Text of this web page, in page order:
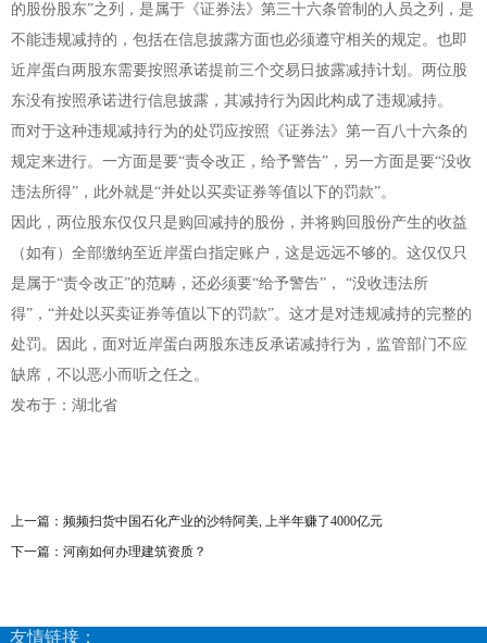
的股份股东”之列，是属于《证券法》第三十六条管制的人员之列，是
不能违规减持的，包括在信息披露方面也必须遵守相关的规定。也即
近岸蛋白两股东需要按照承诺提前三个交易日披露减持计划。两位股
东没有按照承诺进行信息披露，其减持行为因此构成了违规减持。
而对于这种违规减持行为的处罚应按照《证券法》第一百八十六条的
规定来进行。一方面是要“责令改正，给予警告”，另一方面是要“没收
违法所得”，此外就是“并处以买卖证券等值以下的罚款”。
因此，两位股东仅仅只是购回减持的股份，并将购回股份产生的收益
（如有）全部缴纳至近岸蛋白指定账户，这是远远不够的。这仅仅只
是属于“责令改正”的范畴，还必须要“给予警告”， “没收违法所
得”，“并处以买卖证券等值以下的罚款”。这才是对违规减持的完整的
处罚。因此，面对近岸蛋白两股东违反承诺减持行为，监管部门不应
缺席，不以恶小而听之任之。
发布于：湖北省
上一篇： 频频扫货中国石化产业的沙特阿美, 上半年赚了4000亿元
下一篇： 河南如何办理建筑资质？
友情链接：